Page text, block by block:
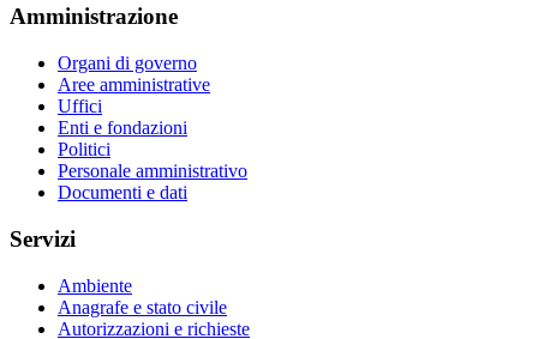
Amministrazione
Organi di governo
Aree amministrative
Uffici
Enti e fondazioni
Politici
Personale amministrativo
Documenti e dati
Servizi
Ambiente
Anagrafe e stato civile
Autorizzazioni e richieste